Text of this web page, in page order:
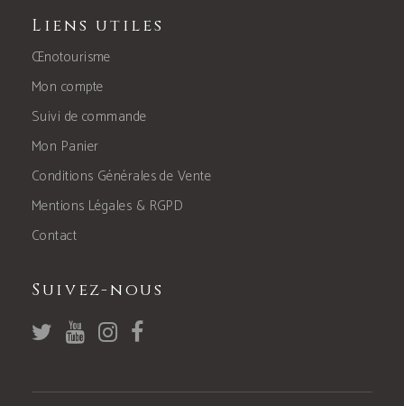
Liens utiles
Œnotourisme
Mon compte
Suivi de commande
Mon Panier
Conditions Générales de Vente
Mentions Légales & RGPD
Contact
Suivez-nous